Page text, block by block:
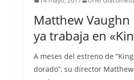
Matthew Vaughn
ya trabaja en
A meses del estreno de
dorado”, su director